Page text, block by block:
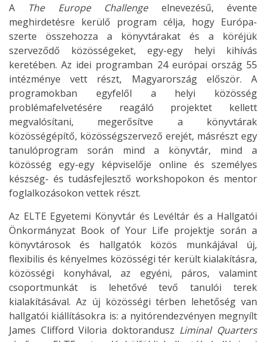
A The Europe Challengeelnevezésű, évente
meghirdetésre kerülő program célja, hogy Európa-
szerte összehozza a könyvtárakat és a köréjük
szerveződő közösségeket, egy-egy helyi kihívás
keretében. Az idei programban 24 európai ország 55
intézménye vett részt, Magyarország először. A
programokban egyfelől a helyi közösség
problémafelvetésére reagáló projektet kellett
megvalósítani, megerősítve a könyvtárak
közösségépítő, közösségszervező erejét, másrészt egy
tanulóprogram során mind a könyvtár, mind a
közösség egy-egy képviselője online és személyes
készség- és tudásfejlesztő workshopokon és mentor
foglalkozásokon vettek részt.
Az ELTE Egyetemi Könyvtár és Levéltár és a Hallgatói
Önkormányzat Book of Your Life projektje során a
könyvtárosok és hallgatók közös munkájával új,
flexibilis és kényelmes közösségi tér került kialakításra,
közösségi konyhával, az egyéni, páros, valamint
csoportmunkát is lehetővé tevő tanulói terek
kialakításával. Az új közösségi térben lehetőség van
hallgatói kiállításokra is: a nyitórendezvényen megnyílt
James Clifford Viloria doktorandusz Liminal Quarters